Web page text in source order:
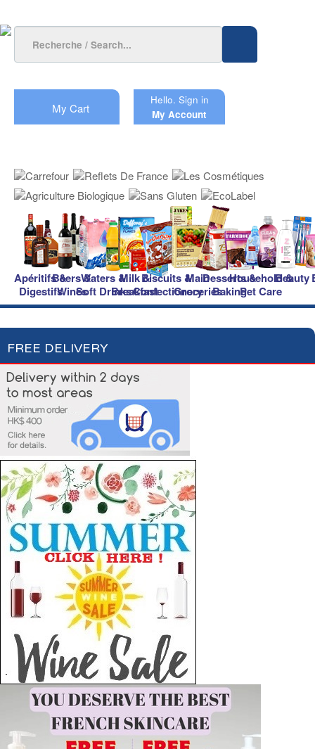
My Cart
Hello. Sign in
My Account
Apéritifs &
Digestifs
Beers &
Wines
Waters &
Soft Drinks
Milk &
Breakfast
Biscuits &
Confectionery
Main
Groceries
Desserts &
Baking
Household &
Pet Care
Beauty
FREE DELIVERY